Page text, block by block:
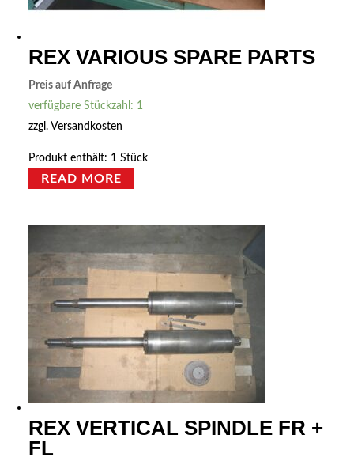
REX VARIOUS SPARE PARTS
Preis auf Anfrage
verfügbare Stückzahl: 1
zzgl.Versandkosten
Produkt enthält: 1Stück
READ MORE
REX VERTICAL SPINDLE FR +
FL